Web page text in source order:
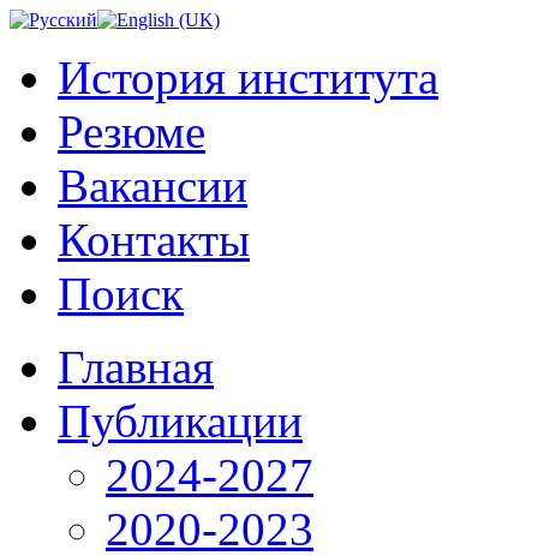
История института
Резюме
Вакансии
Контакты
Поиск
Главная
Публикации
2024-2027
2020-2023